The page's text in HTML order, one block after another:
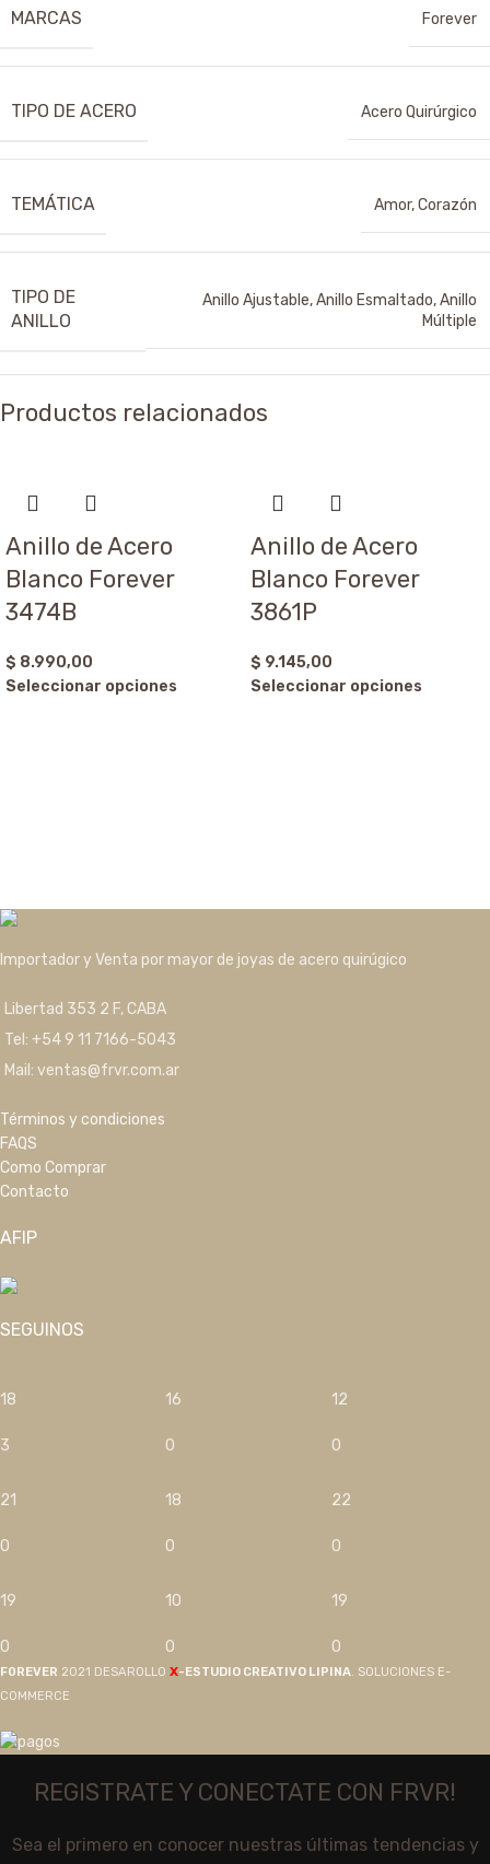
MARCAS Forever
TIPO DE ACERO Acero Quirúrgico
TEMÁTICA Amor,Corazón
TIPO DE
ANILLO
Anillo Ajustable,Anillo Esmaltado,Anillo
Múltiple
Productos relacionados
Anillo de Acero
Blanco Forever
3474B
$ 8.990,00
Seleccionar opciones
Anillo de Acero
Blanco Forever
3861P
$ 9.145,00
Seleccionar opciones
Importador y Venta por mayor de joyas de acero quirúgico
Libertad 353 2 F, CABA
Tel: +54 9 11 7166-5043
Mail: ventas@frvr.com.ar
Términos y condiciones
FAQS
Como Comprar
Contacto
AFIP
SEGUINOS
18
3
16
0
12
0
21
0
18
0
22
0
19
0
10
0
19
0
F0REVER 2021 DESAROLLO X-ESTUDIO CREATIVO LIPINA. SOLUCIONES E-
COMMERCE
REGISTRATE Y CONECTATE CON FRVR!
Sea el primero en conocer nuestras últimas tendencias y